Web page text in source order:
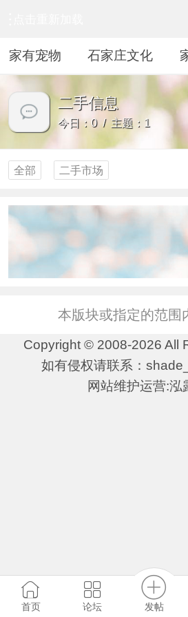
家有宠物 石家庄文化
二手信息
今日：0 / 主题：1
全部 二手市场
本版块或指定的范围
Copyright © 2008-2026 All
如有侵权请联系：
网站维护运营:泓
首页 论坛 发帖